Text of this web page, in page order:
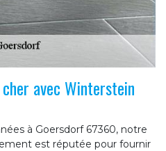
avec Winterstein
à Goersdorf 67360, notre
est réputée pour fournir